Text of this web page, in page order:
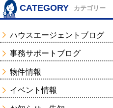
CATEGORY カテゴリー
ハウスエージェントブログ
事務サポートブログ
物件情報
イベント情報